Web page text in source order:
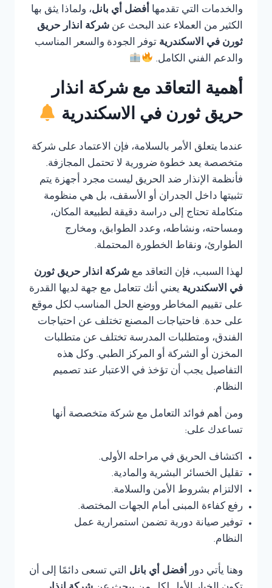
والخدمات التي تقدمها أفضل أي بانل، ولماذا يثق بها
الكثير من العملاء عند البحث عن شركة انذار حريق
ثورن في الاسكندرية توفر الجودة والسعر المناسب
والدعم الفني الكامل.
أهمية التعاقد مع شركة انذار
حريق ثورن في الاسكندرية
عندما يتعلق الأمر بالسلامة، فإن الاعتماد على شركة
متخصصة يعد خطوة ضرورية لا تحتمل المجازفة.
فأنظمة الإنذار ضد الحريق ليست مجرد أجهزة يتم
تثبيتها داخل الجدران أو الأسقف، بل هي منظومة
متكاملة تحتاج إلى دراسة دقيقة لطبيعة المكان،
ومساحته، ونشاطه، وعدد الطوابق، ومخارج
الطوارئ، ونقاط الخطورة المحتملة.
لهذا السبب، فإن التعاقد مع شركة انذار حريق ثورن
في الاسكندرية يعني أنك تتعامل مع جهة لديها القدرة
على تقييم المخاطر ووضع الحل المناسب لكل موقع
على حدة. فاحتياجات المصنع تختلف عن احتياجات
الفندق، ومتطلبات المدرسة تختلف عن متطلبات
المخزن أو الشركة أو المركز الطبي. وكل هذه
التفاصيل يجب أن تؤخذ في الاعتبار عند تصميم
النظام.
ومن أهم فوائد التعامل مع شركة متخصصة أنها
تساعدك على:
اكتشاف الحريق في مراحله الأولى.
تقليل الخسائر البشرية والمادية.
الالتزام بشروط الأمن والسلامة.
رفع كفاءة المبنى أمام الجهات المختصة.
توفير صيانة دورية تضمن استمرارية عمل
النظام.
وهنا يأتي دور أفضل أي بانل التي تسعى دائمًا إلى أن